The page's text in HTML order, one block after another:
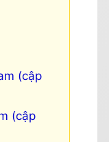
(cập
(cập